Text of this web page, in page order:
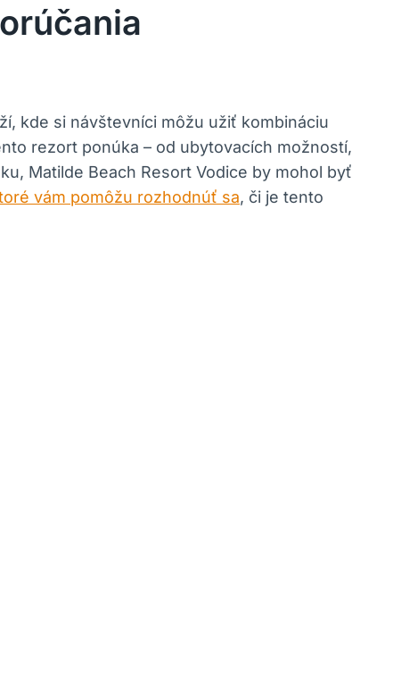
kde si návštevníci môžu užiť kombináciu
rezort ponúka – od ubytovacích možností,
Matilde Beach Resort Vodice by mohol byť
vám pomôžu rozhodnúť sa, či je tento